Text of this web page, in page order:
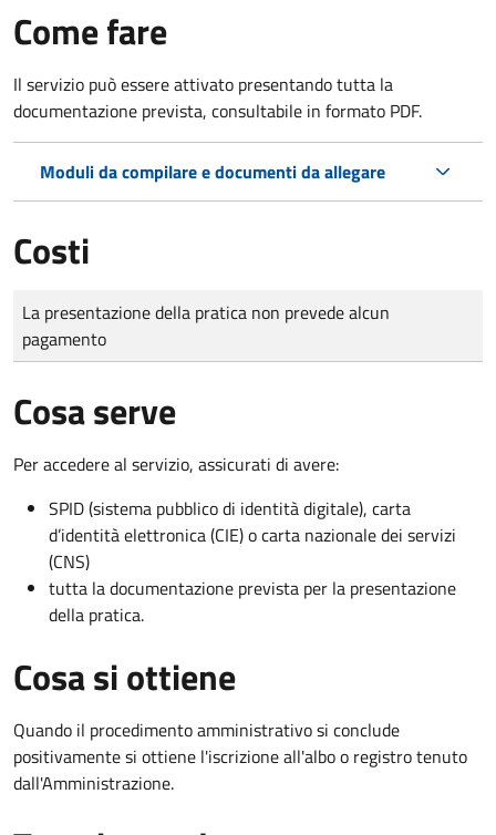
Come fare
Il servizio può essere attivato presentando tutta la
documentazione prevista, consultabile in formato PDF.
Moduli da compilare e documenti da allegare
Costi
Tipo di pagamento
Importo
La presentazione della pratica non prevede alcun
pagamento
Cosa serve
Per accedere al servizio, assicurati di avere:
SPID (sistema pubblico di identità digitale), carta
d’identità elettronica (CIE) o carta nazionale dei servizi
(CNS)
tutta la documentazione prevista per la presentazione
della pratica.
Cosa si ottiene
Quando il procedimento amministrativo si conclude
positivamente si ottiene l'iscrizione all'albo o registro tenuto
dall'Amministrazione.